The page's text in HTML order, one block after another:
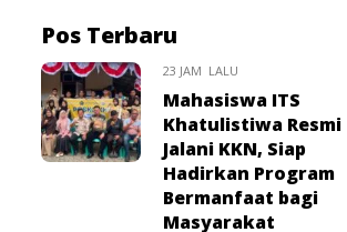
Pos Terbaru
23 JAM LALU
Mahasiswa ITS
Khatulistiwa Resmi
Jalani KKN, Siap
Hadirkan Program
Bermanfaat bagi
Masyarakat